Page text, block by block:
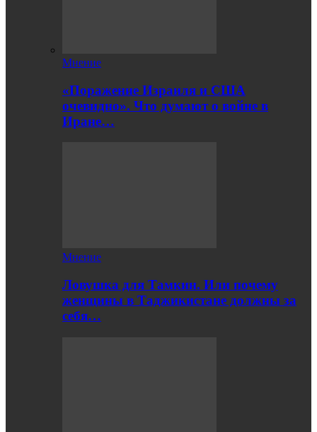
Мнение
«Поражение Израиля и США
очевидно». Что думают о войне в
Иране…
Мнение
Ловушка для Тамкин. Или почему
женщины в Таджикистане должны за
себя…